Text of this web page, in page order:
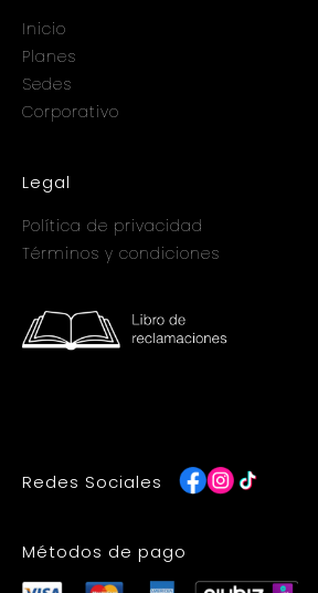
Inicio
Planes
Sedes
Corporativo
Legal
Política de privacidad
Términos y condiciones
Redes Sociales
Métodos de pago